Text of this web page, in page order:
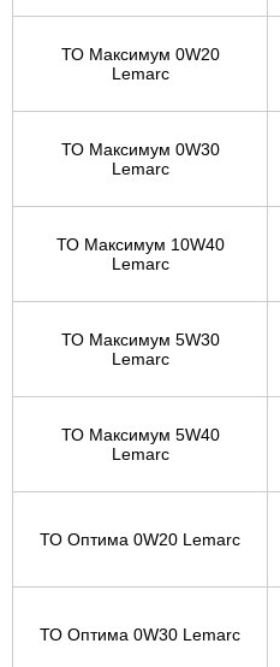
ТО Максимум 0W20
Lemarc
ТО Максимум 0W30
Lemarc
ТО Максимум 10W40
Lemarc
ТО Максимум 5W30
Lemarc
ТО Максимум 5W40
Lemarc
ТО Оптима 0W20 Lemarc
ТО Оптима 0W30 Lemarc